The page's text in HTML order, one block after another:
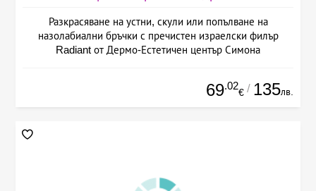
Разкрасяване на устни, скули или попълване на
назолабиални бръчки с пречистен израелски филър
Radiant от Дермо-Естетичен център Симона
69.02
€ / 135лв.